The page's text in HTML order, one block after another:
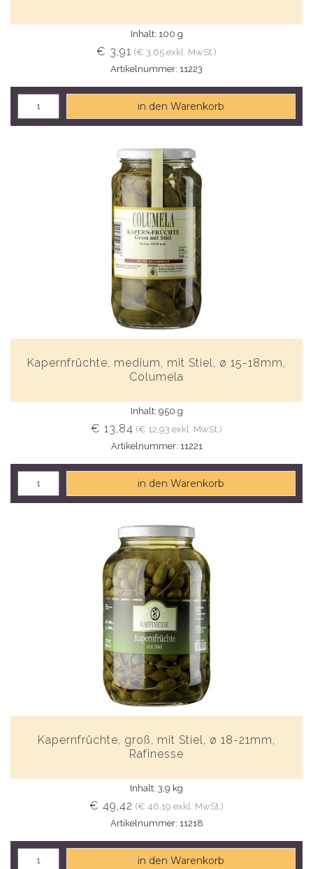
Inhalt: 100 g
€ 3,91 (€ 3,65 exkl. MwSt.)
Artikelnummer: 11223
in den Warenkorb
Kapernfrüchte, medium, mit Stiel, ø 15-18mm,
Columela
Inhalt: 950 g
€ 13,84 (€ 12,93 exkl. MwSt.)
Artikelnummer: 11221
in den Warenkorb
Kapernfrüchte, groß, mit Stiel, ø 18-21mm,
Rafinesse
Inhalt: 3,9 kg
€ 49,42 (€ 46,19 exkl. MwSt.)
Artikelnummer: 11218
in den Warenkorb